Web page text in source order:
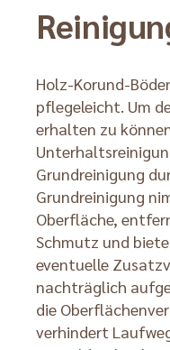
Holz-Korund-
pflegeleicht. Um
erhalten zu
Grundreinigung
Grundreinigung
Oberfläche,
Schmutz und
eventuelle
nachträglich
die
verhindert